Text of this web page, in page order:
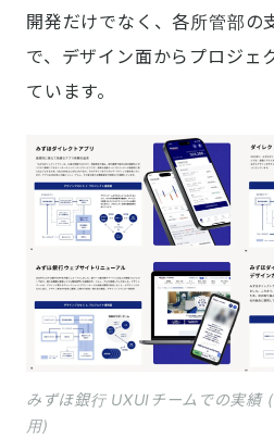
開発だけでなく、各所管部の
で、デザイン面からプロジェ
ています。
みずほ銀行 UXUIチームでの実績
用)